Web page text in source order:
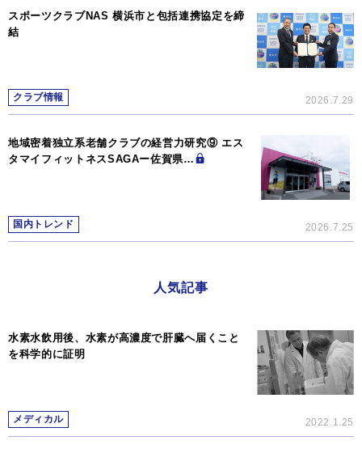
スポーツクラブNAS 横浜市と包括連携協定を締
結
クラブ情報 2026.7.29
地域密着独立系老舗クラブの経営力研究⑨ エス
タマイフィットネスSAGAー佐賀県…
国内トレンド 2026.7.25
人気記事
水素水飲用後、水素が高濃度で肝臓へ届くこと
を科学的に証明
メディカル 2022.1.25